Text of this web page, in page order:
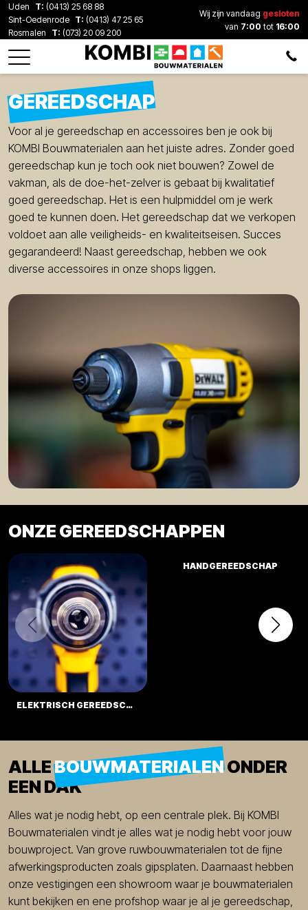
Uden T: (0413) 25 68 88
Sint-Oedenrode T: (0413) 47 25 65
Rosmalen
T: (073) 20 09 200
Wij zijn vandaag gesloten
van 7:00 tot 16:00
GEREEDSCHAP
Voor al je gereedschap en accessoires ben je ook bij
KOMBI Bouwmaterialen aan het juiste adres. Zonder goed
gereedschap kun je toch ook niet bouwen? Zowel de
vakman, als de doe-het-zelver is gebaat bij kwalitatief
goed gereedschap. Het is een hulpmiddel om je werk
goed te kunnen doen. Het gereedschap dat we verkopen
voldoet aan alle veiligheids- en kwaliteitseisen. Succes
gegarandeerd! Naast gereedschap, hebben we ook
diverse accessoires in onze shops liggen.
ONZE GEREEDSCHAPPEN
ELEKTRISCH GEREEDSCHAP
HANDGEREEDSCHAP
ALLEBOUWMATERIALENONDER
EEN DAK
Alles wat je nodig hebt, op een centrale plek. Bij KOMBI
Bouwmaterialen vindt je alles wat je nodig hebt voor jouw
bouwproject. Van grove ruwbouwmaterialen tot de fijne
afwerkingsproducten zoals gipsplaten. Daarnaast hebben
onze vestigingen een showroom waar je bouwmaterialen
kunt bekijken en ene profshop waar je al je gereedschap,